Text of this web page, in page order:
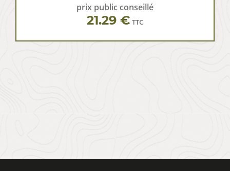
prix public conseillé
21.29 € TTC